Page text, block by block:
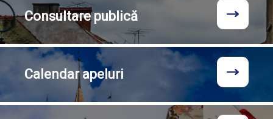
Consultarepublică
Calendarapeluri